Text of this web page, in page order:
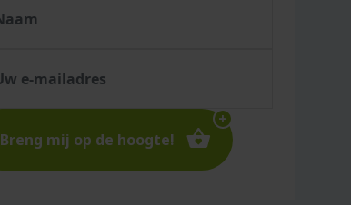
Breng mij op de hoogte!